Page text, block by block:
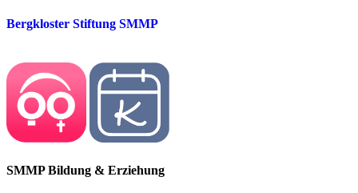
Bergkloster Stiftung SMMP
SMMP Bildung & Erziehung